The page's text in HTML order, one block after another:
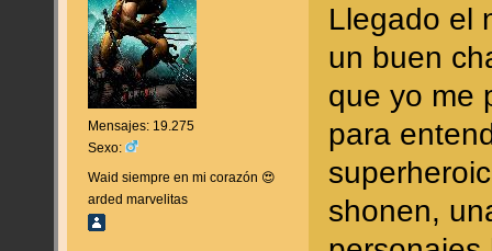
Mensajes: 19.275
Sexo:
Waid siempre en mi corazón 😍
arded marvelitas
Llegado el
un buen
que yo me
para
shonen,